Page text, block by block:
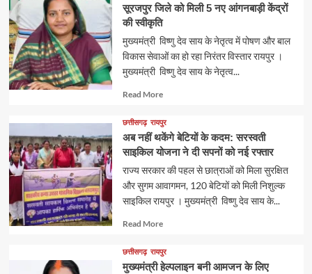
सूरजपुर जिले को मिली 5 नए आंगनबाड़ी केंद्रों
की स्वीकृति
मुख्यमंत्री विष्णु देव साय के नेतृत्व में पोषण और बाल
विकास सेवाओं का हो रहा निरंतर विस्तार रायपुर ।
मुख्यमंत्री विष्णु देव साय के नेतृत्व...
Read MoreRead
about
छत्तीसगढ़ रायपुर
अब नहीं थकेंगे बेटियों के कदम: सरस्वती
साइकिल योजना ने दी सपनों को नई रफ्तार
राज्य सरकार की पहल से छात्राओं को मिला सुरक्षित
और सुगम आवागमन, 120 बेटियों को मिली निशुल्क
साइकिल रायपुर । मुख्यमंत्री विष्णु देव साय के...
Read MoreRead
about
छत्तीसगढ़ रायपुर
मुख्यमंत्री हेल्पलाइन बनी आमजन के लिए